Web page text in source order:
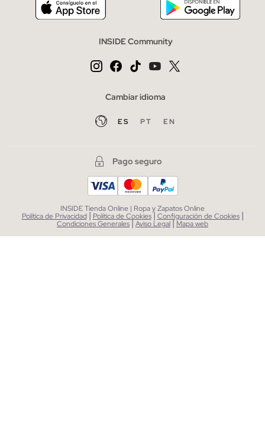
INSIDE Community
Cambiar idioma
ES PT EN
Pago seguro
INSIDE Tienda Online | Ropa y Zapatos Online
Política de Privacidad | Política de Cookies| Configuración de Cookies |
Condiciones Generales|Aviso Legal| Mapa web